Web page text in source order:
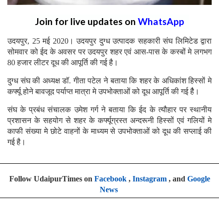
Join for live updates on WhatsApp
उदयपुर, 25 मई 2020। उदयपुर दुग्ध उत्पादक सहकारी संघ लिमिटेड द्वारा
सोमवार को ईद के अवसर पर उदयपुर शहर एवं आस-पास के कस्बों मे लगभग
80 हजार लीटर दूध की आपूर्ति की गई है।
दुग्ध संघ की अध्यक्ष डॉ. गीता पटेल ने बताया कि शहर के अधिकांश हिस्सों मे
कर्फ्यू होने बावजूद पर्याप्त मात्रा मे उपभोक्ताओं को दूध आपूर्ति की गई हैै।
संघ के प्रबंध संचालक उमेश गर्ग ने बताया कि ईद के त्यौहार पर स्थानीय
प्रशासन के सहयोग से शहर के कर्फ्यूग्रस्त अन्दरूनी हिस्सों एवं गलियों मे
काफी संख्या मे छोटे वाहनों के माध्यम से उपभोक्ताओं को दूध की सप्लाई की
गई है।
Follow UdaipurTimes on Facebook, Instagram, and Google
News